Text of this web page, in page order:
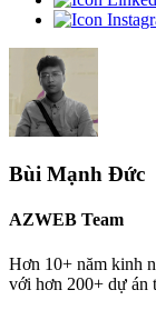
Bùi Mạnh Đức
AZWEB Team
Hơn 10+ năm kinh
với hơn 200+ dự án